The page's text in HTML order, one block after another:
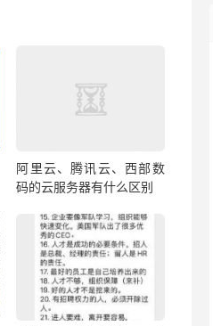
阿里云、腾讯云、西部数
码的云服务器有什么区别